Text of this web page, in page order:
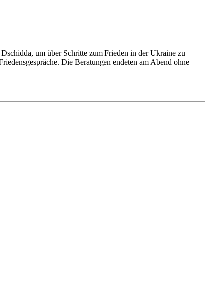
um über Schritte zum Frieden in der Ukraine zu
Die Beratungen endeten am Abend ohne